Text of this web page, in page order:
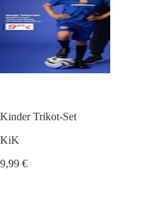
Kinder Trikot-Set
KiK
9,99 €